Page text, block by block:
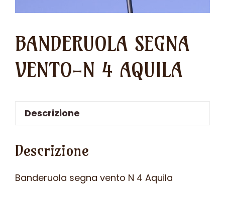
BANDERUOLA SEGNA
VENTO-N 4 AQUILA
Descrizione
Descrizione
Banderuola segna vento N 4 Aquila